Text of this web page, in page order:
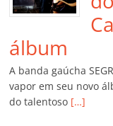
álbum
A banda gaúcha
vapor em seu novo
do talentoso […]